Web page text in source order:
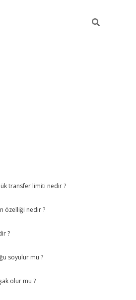
transfer limiti nedir ?
özelliği nedir ?
?
soyulur mu ?
olur mu ?